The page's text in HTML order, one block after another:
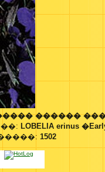
������
LOBELIA erinus
1502